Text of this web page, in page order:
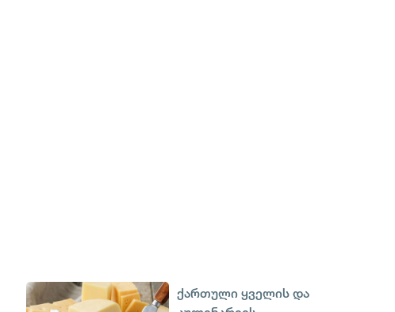
ქართული ყველის და